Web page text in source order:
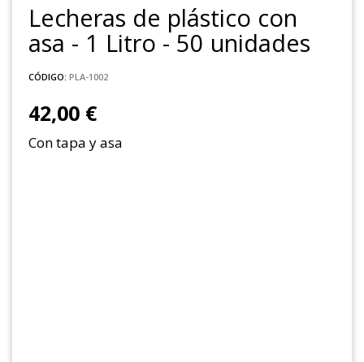
Lecheras de plástico con
asa - 1 Litro - 50 unidades
CÓDIGO: PLA-1002
42,00 €
Con tapa y asa